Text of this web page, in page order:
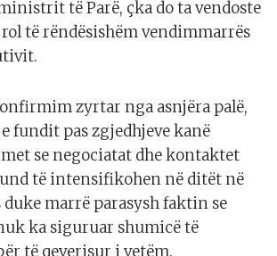
të Parë, çka do ta vendoste
të rëndësishëm vendimmarrës
zyrtar nga asnjëra palë,
fundit pas zgjedhjeve kanë
se negociatat dhe kontaktet
të intensifikohen në ditët në
marrë parasysh faktin se
ka siguruar shumicë të
të qeverisur i vetëm.